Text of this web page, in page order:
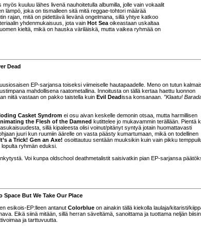
kuuluu lähes livenä nauhoitetulla albumilla, jolle vain vokaalit
lämpö, joka on tismalleen sitä mitä reggae-tohtori määrää
rajan, mitä on pidettävä lievänä ongelmana, sillä yhtye katkoo
yhdenmukaisuus, jota vain Hot Sea oikeastaan uskaltaa
kieltä, mikä on hauska väriläiskä, mutta vaikea ryhmää on
Dead
EP-sarjansa toiseksi viimeiselle hautapaadelle. Meno on tutun
mahdollisena raatometallina. Innoitusta on tällä kertaa haettu luonnon
niitä vastaan on pakko taistella kuin Evil Deadissa konsanaan. ”Klaatu!
Casket Syndrom ei osu aivan keskelle demonin otsaa, mutta harmillisen
the Flesh of the Damned kutittelee jo mukavammin terällään. Pientä
sillä kipaleesta olisi voinut/pitänyt syntyä jotain huomattavasti
juuri kun ruumiin äärelle on vasta päästy kumartumaan, mikä on todellinen
a Trick! Gen an Axe! osoittautuu sentään muuksikin kuin vain pikku
ryhmän eduksi.
Voi kunpa oldschool deathmetalistit saisivatkin pian EP-sarjansa
Space But We Take Our Place
esikois-EP:lleen antanut Colorblue on ainakin tällä kiekolla laulaja/kitaristi/
Eikä siinä mitään, sillä herran säveltämä, sanoittama ja tuottama neljän
ja tarttuvuutta.